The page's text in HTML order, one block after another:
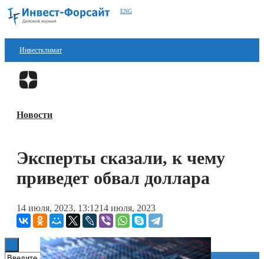
ENG
Инвестклимат
Финансы
Блокчейн
Книги
Новости
Эксперты сказали, к чему
приведет обвал доллара
14 июля, 2023, 13:1214 июля, 2023